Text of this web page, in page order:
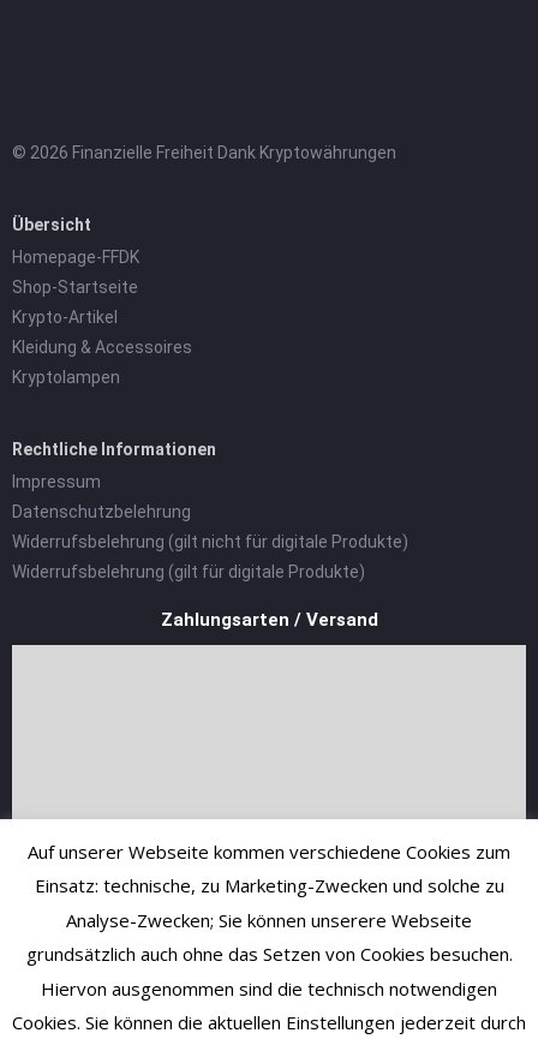
© 2026 Finanzielle Freiheit Dank Kryptowährungen
Übersicht
Homepage-FFDK
Shop-Startseite
Krypto-Artikel
Kleidung & Accessoires
Kryptolampen
Rechtliche Informationen
Impressum
Datenschutzbelehrung
Widerrufsbelehrung (gilt nicht für digitale Produkte)
Widerrufsbelehrung (gilt für digitale Produkte)
Zahlungsarten / Versand
Auf unserer Webseite kommen verschiedene Cookies zum
Einsatz: technische, zu Marketing-Zwecken und solche zu
Analyse-Zwecken; Sie können unserere Webseite
grundsätzlich auch ohne das Setzen von Cookies besuchen.
Hiervon ausgenommen sind die technisch notwendigen
Cookies. Sie können die aktuellen Einstellungen jederzeit durch